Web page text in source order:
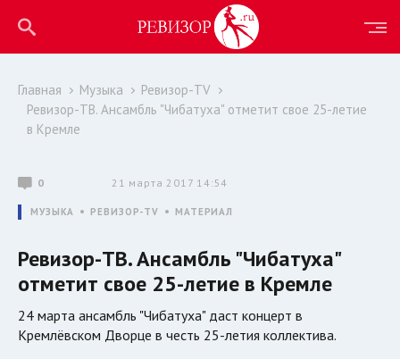
Главная Музыка
Ревизор-TV
Ревизор-ТВ. Ансамбль "Чибатуха" отметит свое 25-летие
в Кремле
0 21 марта 2017 14:54
МУЗЫКА РЕВИЗОР-TV МАТЕРИАЛ
Ревизор-ТВ. Ансамбль "Чибатуха"
отметит свое 25-летие в Кремле
24 марта ансамбль "Чибатуха" даст концерт в
Кремлёвском Дворце в честь 25-летия коллектива.